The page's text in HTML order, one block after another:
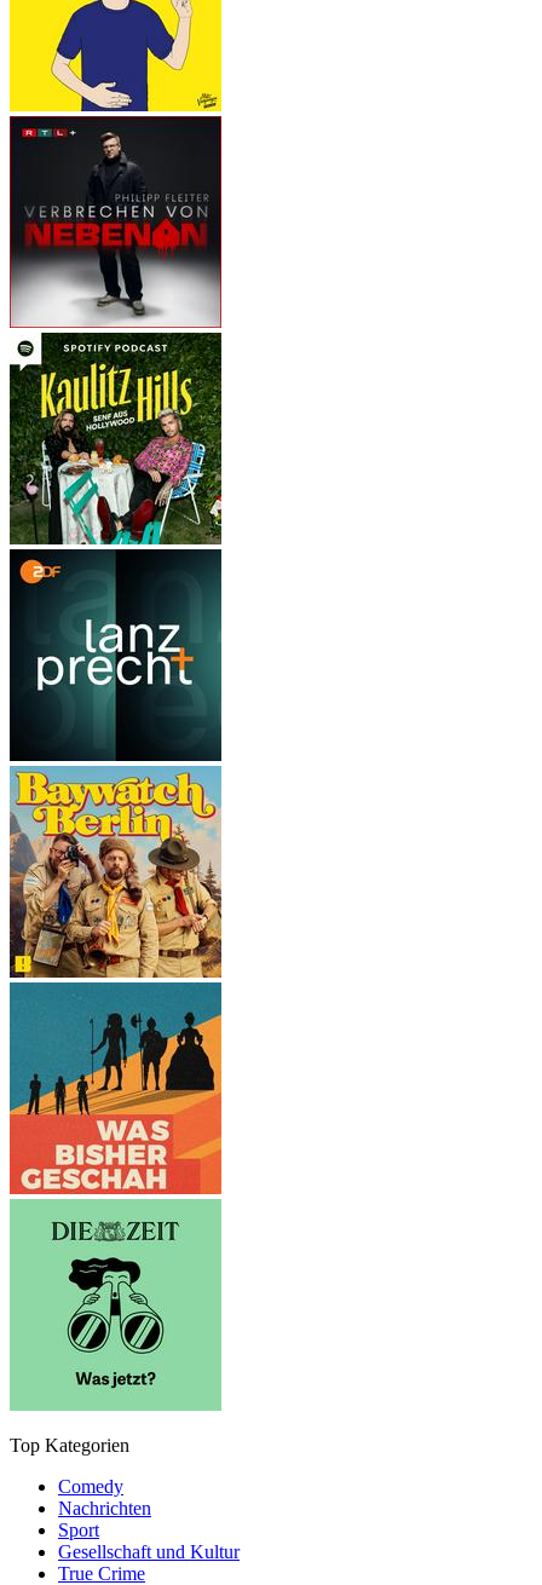
Top Kategorien
Comedy
Nachrichten
Sport
Gesellschaft und Kultur
True Crime